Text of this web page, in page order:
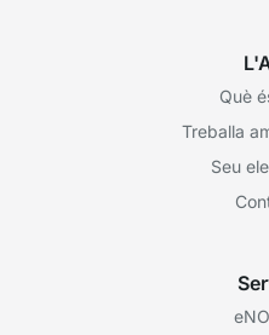
Què
Treballa
Seu